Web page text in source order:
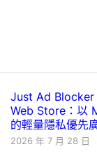
Just Ad Blocker
Web Store：以
的輕量隱私優先
2026 年 7 月 28 日